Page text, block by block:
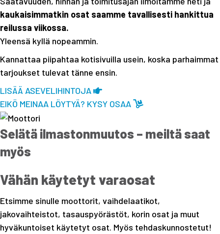
kaukaisimmatkin osat saamme tavallisesti hankittua
reilussa viikossa.
Yleensä kyllä nopeammin.
Kannattaa piipahtaa kotisivuilla usein, koska parhaimmat
tarjoukset tulevat tänne ensin.
LISÄÄ ASEVELIHINTOJA
EIKÖ MEINAA LÖYTYÄ? KYSY OSAA
Selätä ilmastonmuutos – meiltä saat
myös
Vähän käytetyt varaosat
Etsimme sinulle moottorit, vaihdelaatikot,
jakovaihteistot, tasauspyörästöt, korin osat ja muut
hyväkuntoiset käytetyt osat. Myös tehdaskunnostetut!